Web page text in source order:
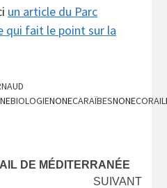
un article du Parc
qui fait le point sur la
BIOLOGIENONECARAÏBESNONECORAIL
DE MÉDITERRANÉE
SUIVANT